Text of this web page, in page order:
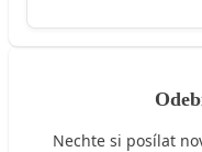
Nechte si posílat